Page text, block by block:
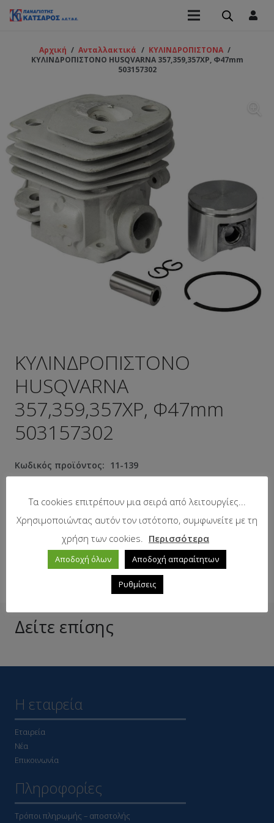
Αρχική / Ανταλλακτικά / ΚΥΛΙΝΔΡΟΠΙΣΤΟΝΑ /
ΚΥΛΙΝΔΡΟΠΙΣΤΟΝΟ HUSQVARNA 357,359,357XP, Φ47mm
503157302
ΚΥΛΙΝΔΡΟΠΙΣΤΟΝΟ
HUSQVARNA
357,359,357XP, Φ47mm
503157302
Κωδικός προϊόντος: 11-139
Δείτε επίσης
Η εταιρεία
Εταιρεία
Νέα
Επικοινωνία
Πληροφορίες
Τρόποι πληρωμής – αποστολής
Τα cookies επιτρέπουν μια σειρά από λειτουργίες...
Χρησιμοποιώντας αυτόν τον ιστότοπο, συμφωνείτε με τη
χρήση των cookies.
Περισσότερα
Αποδοχή όλων Αποδοχή απαραίτητων
Ρυθμίσεις